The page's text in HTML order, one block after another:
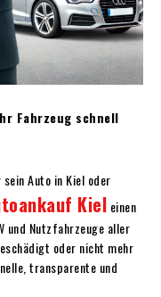
Fahrzeug schnell
Auto in Kiel oder
Kiel einen
und Nutzfahrzeuge aller
oder nicht mehr
transparente und